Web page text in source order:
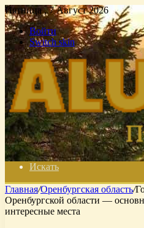
Пятница , 7 Август 2026
Войти
Switch skin
Искать
Главная/Оренбургская область/
Оренбургской области —
интересные места